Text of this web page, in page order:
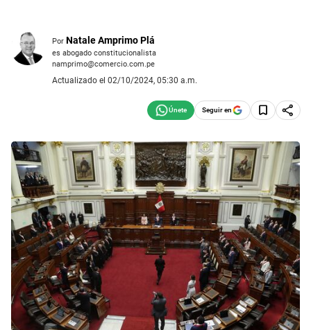
Por Natale Amprimo Plá
es abogado constitucionalista
namprimo@comercio.com.pe
Actualizado el 02/10/2024, 05:30 a.m.
Seguir en